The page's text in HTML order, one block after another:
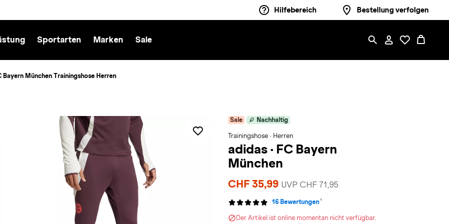
Hilfebereich Bestellung verfolgen
Sportarten Marken Sale
Bayern München Trainingshose Herren
Sale Nachhaltig
Trainingshose · Herren
adidas · FC Bayern
München
CHF 35,99 UVP CHF 71,95
16 Bewertungen 1
Der Artikel ist online momentan nicht verfügbar.